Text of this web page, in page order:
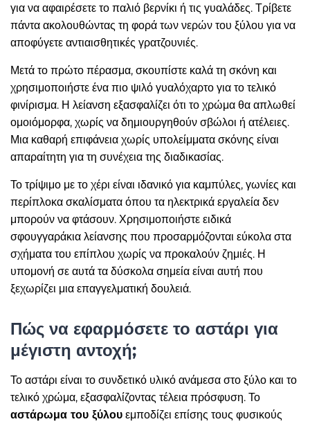
για να αφαιρέσετε το παλιό βερνίκι ή τις γυαλάδες. Τρίβετε
πάντα ακολουθώντας τη φορά των νερών του ξύλου για να
αποφύγετε αντιαισθητικές γρατζουνιές.
Μετά το πρώτο πέρασμα, σκουπίστε καλά τη σκόνη και
χρησιμοποιήστε ένα πιο ψιλό γυαλόχαρτο για το τελικό
φινίρισμα. Η λείανση εξασφαλίζει ότι το χρώμα θα απλωθεί
ομοιόμορφα, χωρίς να δημιουργηθούν σβώλοι ή ατέλειες.
Μια καθαρή επιφάνεια χωρίς υπολείμματα σκόνης είναι
απαραίτητη για τη συνέχεια της διαδικασίας.
Το τρίψιμο με το χέρι είναι ιδανικό για καμπύλες, γωνίες και
περίπλοκα σκαλίσματα όπου τα ηλεκτρικά εργαλεία δεν
μπορούν να φτάσουν. Χρησιμοποιήστε ειδικά
σφουγγαράκια λείανσης που προσαρμόζονται εύκολα στα
σχήματα του επίπλου χωρίς να προκαλούν ζημιές. Η
υπομονή σε αυτά τα δύσκολα σημεία είναι αυτή που
ξεχωρίζει μια επαγγελματική δουλειά.
Πώς να εφαρμόσετε το αστάρι για
μέγιστη αντοχή;
Το αστάρι είναι το συνδετικό υλικό ανάμεσα στο ξύλο και το
τελικό χρώμα, εξασφαλίζοντας τέλεια πρόσφυση. Το
αστάρωμα του ξύλου εμποδίζει επίσης τους φυσικούς